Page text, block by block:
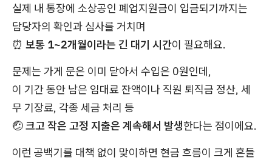
실제 내 통장에 소상공인 폐업지원금이 입금되기까지는
담당자의 확인과 심사를 거치며
⏰ 보통 1~2개월이라는 긴 대기 시간이 필요해요.
문제는 가게 문은 이미 닫아서 수입은 0원인데,
이 기간 동안 남은 임대료 잔액이나 직원 퇴직금 정산, 세
무 기장료, 각종 세금 처리 등
🤕크고 작은 고정 지출은 계속해서 발생한다는 점이에요.
이런 공백기를 대책 없이 맞이하면 현금 흐름이 크게 흔들